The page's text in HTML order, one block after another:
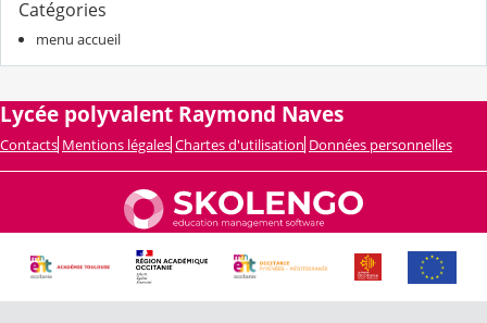
Catégories
menu accueil
Lycée polyvalent Raymond Naves
Contacts Mentions légales Chartes d'utilisation Données personnelles